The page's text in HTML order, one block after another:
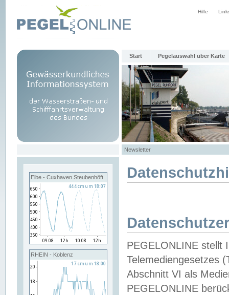
Hilfe
Start Pegelauswahl über Karte
Newsletter
Elbe - Cuxhaven Steubenhöft
RHEIN - Koblenz
PEGELONLINE stellt
Telemediengesetzes
Abschnitt VI als
PEGELONLINE